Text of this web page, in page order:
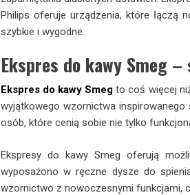
Philips oferuje urządzenia, które łączą
szybkie i wygodne.
Ekspres do kawy Smeg
Ekspres do kawy Smeg to coś więcej
wyjątkowego wzornictwa
osób, które cenią sobie nie tylko
Ekspresy do kawy Smeg oferują
wyposażono w ręczne dysze do
wzornictwo z nowoczesnymi funkcjami,